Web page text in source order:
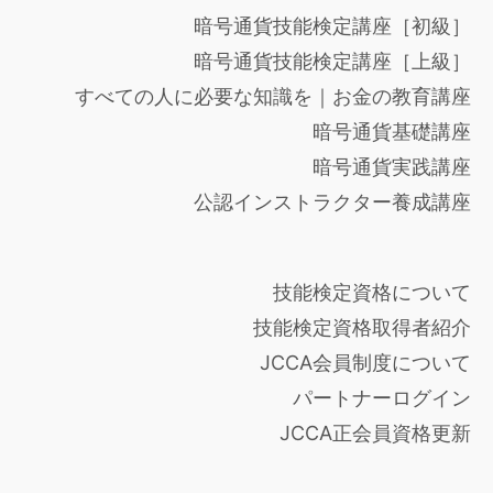
暗号通貨技能検定講座［初級］
暗号通貨技能検定講座［上級］
すべての人に必要な知識を｜お金の教育講座
暗号通貨基礎講座
暗号通貨実践講座
公認インストラクター養成講座
技能検定資格について
技能検定資格取得者紹介
JCCA会員制度について
パートナーログイン
JCCA正会員資格更新